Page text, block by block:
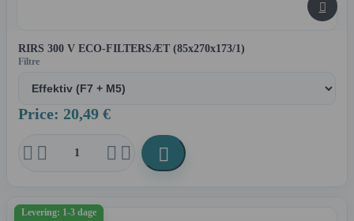

RIRS 300 V ECO-FILTERSÆT (85x270x173/1)
Filtre
Price: 20,49 €
    
Levering: 1-3 dage